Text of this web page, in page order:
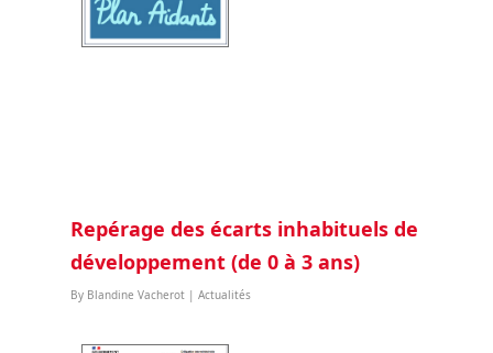
Repérage des écarts inhabituels de
développement (de 0 à 3 ans)
By Blandine Vacherot | Actualités